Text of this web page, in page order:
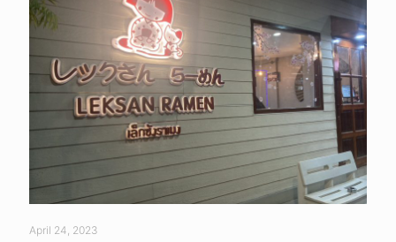
April 24, 2023